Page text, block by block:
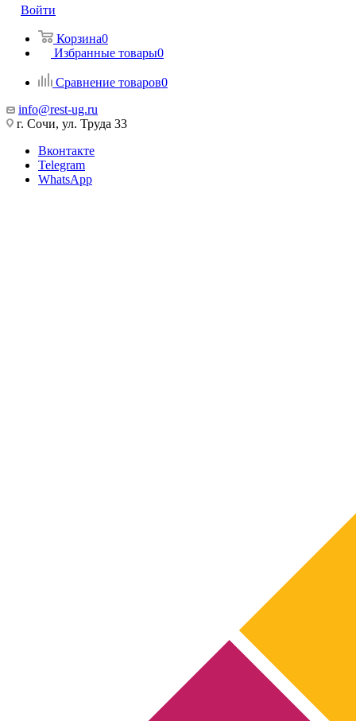
Войти
Корзина0
Избранные товары0
Сравнение товаров0
info@rest-ug.ru
г. Сочи, ул. Труда 33
Вконтакте
Telegram
WhatsApp